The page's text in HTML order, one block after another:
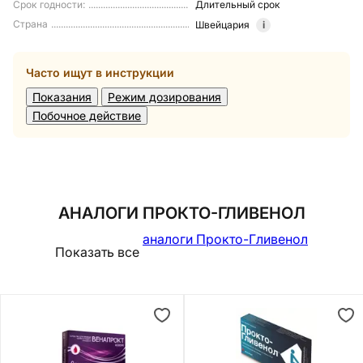
Срок годности:
Длительный срок
Страна
Швейцария i
Часто ищут в инструкции
Показания
Режим дозирования
Побочное действие
АНАЛОГИ ПРОКТО-ГЛИВЕНОЛ
Показать все
аналоги Прокто-Гливенол